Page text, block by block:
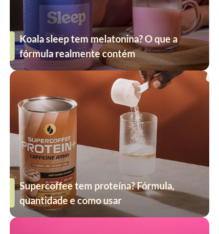
Koala sleep tem melatonina? O que a
fórmula realmente contém
Supercoffee tem proteína? Fórmula,
quantidade e como usar